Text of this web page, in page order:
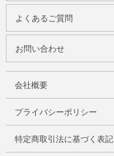
よくあるご質問
お問い合わせ
会社概要
プライバシーポリシー
特定商取引法に基づく表記